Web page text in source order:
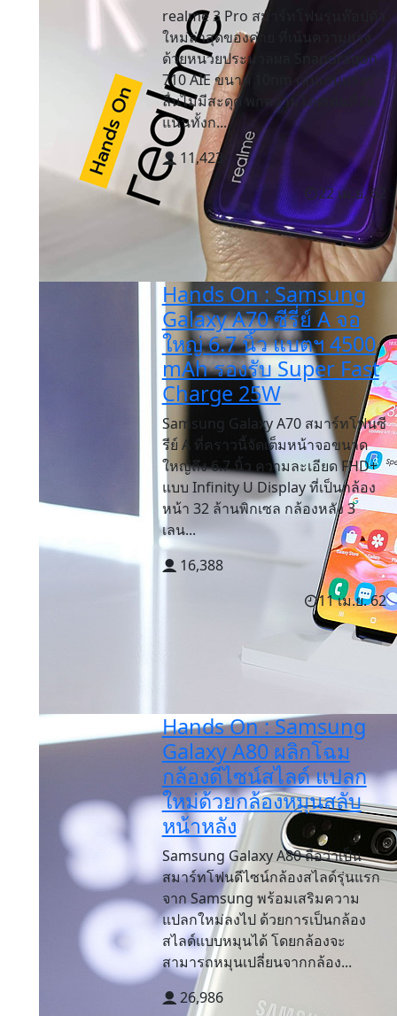
realme 3 Pro สมาร์ทโฟนรุ่นท๊อปตัว
ใหม่ล่าสุดของค่าย ที่เน้นความแรง
ด้วยหน่วยประมวลผล Snapdragon
710 AIE ขนาด 10nm เล่นเกมแรงๆ
ลื่นไม่มีสะดุด พกความโดดเด่นที่อัด
แน่นทั้งก...
11,423
22 เม.ย. 62
Hands On : Samsung
Galaxy A70 ซีรี่ย์ A จอ
ใหญ่ 6.7 นิ้ว แบตฯ 4500
mAh รองรับ Super Fast
Charge 25W
Samsung Galaxy A70 สมาร์ทโฟนซี
รีย์ A ที่คราวนี้จัดเต็มหน้าจอขนาด
ใหญ่ถึง 6.7 นิ้ว ความละเอียด FHD+
แบบ Infinity U Display ที่เป็นกล้อง
หน้า 32 ล้านพิกเซล กล้องหลัง 3
เลน...
16,388
11 เม.ย. 62
Hands On : Samsung
Galaxy A80 ผลิกโฉม
กล้องดีไซน์สไลด์ แปลก
ใหม่ด้วยกล้องหมุนสลับ
หน้าหลัง
Samsung Galaxy A80 ถือว่าเป็น
สมาร์ทโฟนดีไซน์กล้องสไลด์รุ่นแรก
จาก Samsung พร้อมเสริมความ
แปลกใหม่ลงไป ด้วยการเป็นกล้อง
สไลด์แบบหมุนได้ โดยกล้องจะ
สามารถหมุนเปลี่ยนจากกล้อง...
26,986